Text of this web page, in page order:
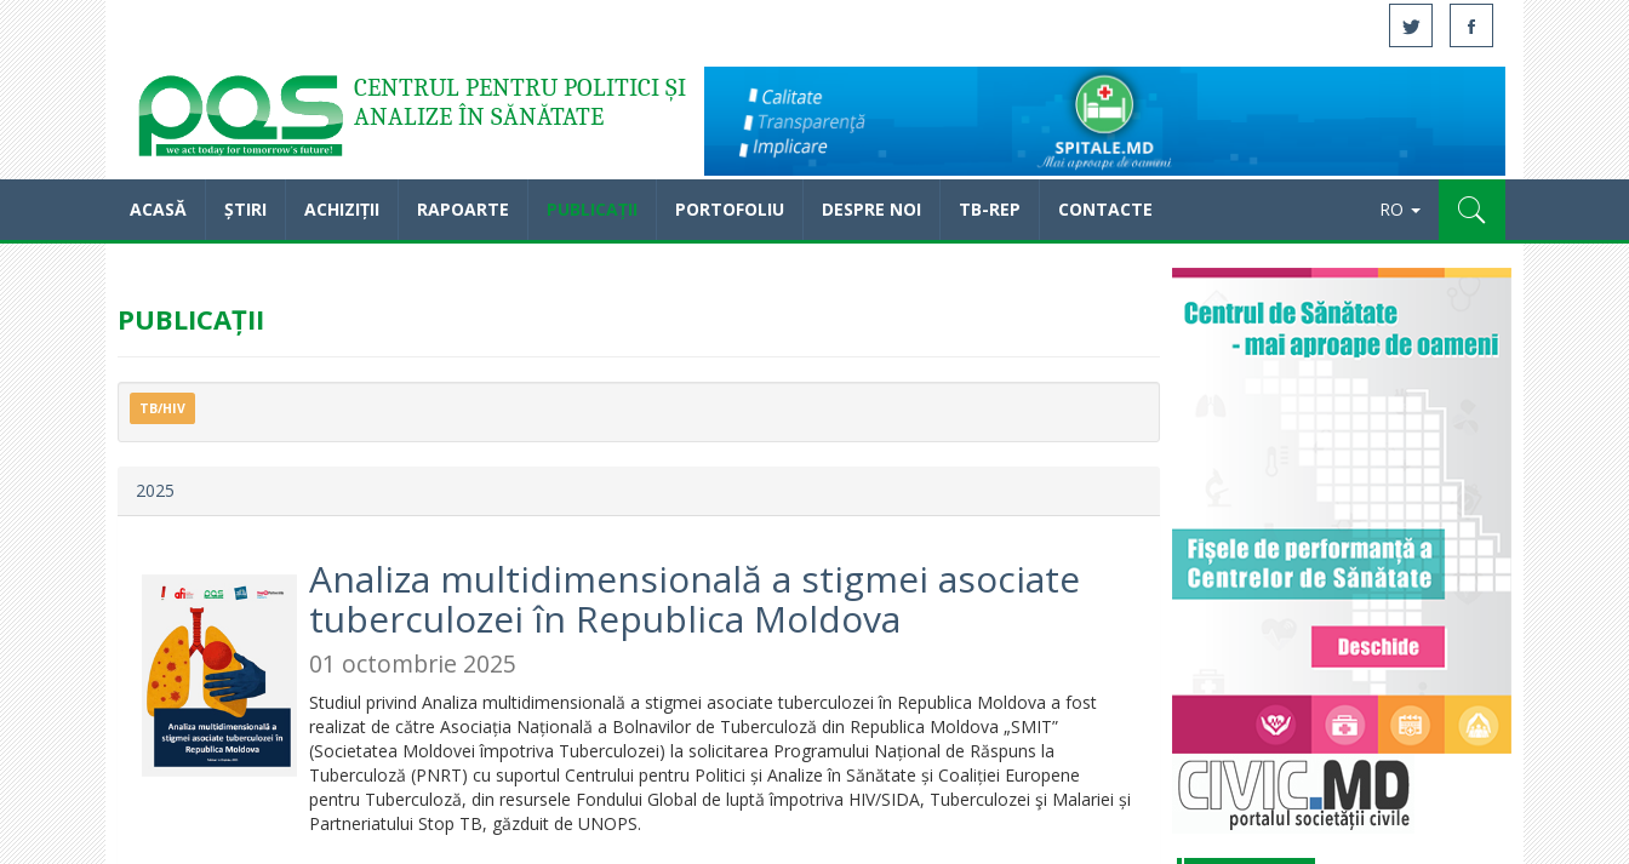
Acasă
CENTRUL PENTRU POLITICI ȘI
ANALIZE ÎN SĂNĂTATE
ACASĂ ȘTIRI ACHIZIȚII RAPOARTE PUBLICAȚII PORTOFOLIU DESPRE NOI TB-REP CONTACTE RO
PUBLICAȚII
TB/HIV
2025
Analiza multidimensională a stigmei asociate
tuberculozei în Republica Moldova
01 octombrie 2025
Studiul privind Analiza multidimensională a stigmei asociate tuberculozei în Republica Moldova a fost
realizat de către Asociația Națională a Bolnavilor de Tuberculoză din Republica Moldova „SMIT”
(Societatea Moldovei împotriva Tuberculozei) la solicitarea Programului Național de Răspuns la
Tuberculoză (PNRT) cu suportul Centrului pentru Politici și Analize în Sănătate și Coaliției Europene
pentru Tuberculoză, din resursele Fondului Global de luptă împotriva HIV/SIDA, Tuberculozei şi Malariei și
Partneriatului Stop TB, găzduit de UNOPS.